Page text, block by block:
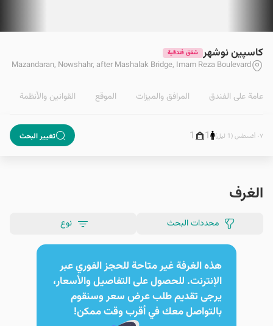
كاسپين نوشهر شقق فندقية
Mazandaran, Nowshahr, after Mashalak Bridge, Imam Reza Boulevard
عامة على الفندق المرافق والمیزات الموقع القوانین والأنظمة
٠٧ أغسطس (1 ليل) 1
1 تغيير البحث
الغرف
محددات البحث نوع
هذه الغرفة غير متاحة للحجز الفوري عبر
الإنترنت. للحصول على التفاصيل والأسعار،
يرجى تقديم طلب عرض سعر وسنقوم
بالتواصل معك في أقرب وقت ممكن!